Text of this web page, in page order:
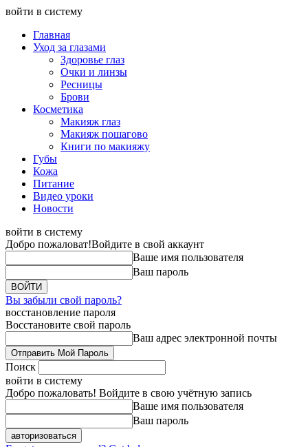
войти в систему
Главная
Уход за глазами
Здоровье глаз
Очки и линзы
Ресницы
Брови
Косметика
Макияж глаз
Макияж пошагово
Книги по макияжу
Губы
Кожа
Питание
Видео уроки
Новости
войти в систему
Добро пожаловат!Войдите в свой аккаунт
Ваше имя пользователя
Ваш пароль
Вы забыли свой пароль?
восстановление пароля
Восстановите свой пароль
Ваш адрес электронной почты
Поиск
войти в систему
Добро пожаловать! Войдите в свою учётную запись
Ваше имя пользователя
Ваш пароль